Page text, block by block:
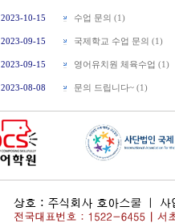
2023-10-15
2023-09-15
2023-09-15
2023-08-08
수업 문의 (1)
국제학교 수업 문의 (1)
영어유치원 체육수업 (1)
문의 드립니다~ (1)